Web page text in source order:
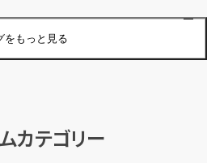
をもっと見る
ーデマピゲ
リーム ウブロ
カテゴリー